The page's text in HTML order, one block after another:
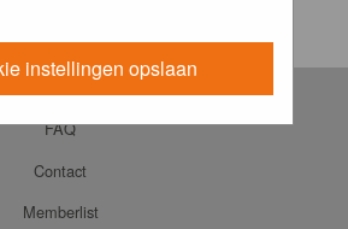
instellingen opslaan
FAQ
Contact
Memberlist